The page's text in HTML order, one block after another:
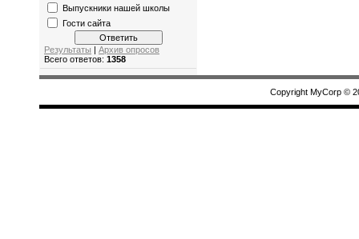
Выпускники нашей школы
Гости сайта
Результаты
Архив опросов
Всего ответов: 1358
Copyright MyCorp ©